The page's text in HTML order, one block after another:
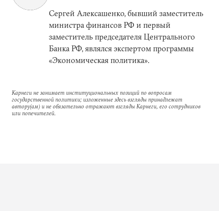
Сергей Алексашенко, бывший заместитель
министра финансов РФ и первый
заместитель председателя Центрального
Банка РФ, являлся экспертом программы
«Экономическая политика».
Карнеги не занимает институциональных позиций по вопросам
государственной политики; изложенные здесь взгляды принадлежат
автору(ам) и не обязательно отражают взгляды Карнеги, его сотрудников
или попечителей.